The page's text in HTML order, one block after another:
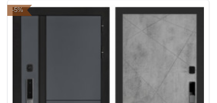
-5%